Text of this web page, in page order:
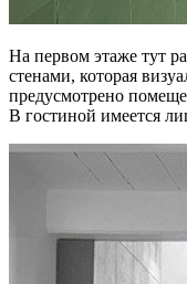
На первом этаже тут
стенами, которая
предусмотрено
В гостиной имеется